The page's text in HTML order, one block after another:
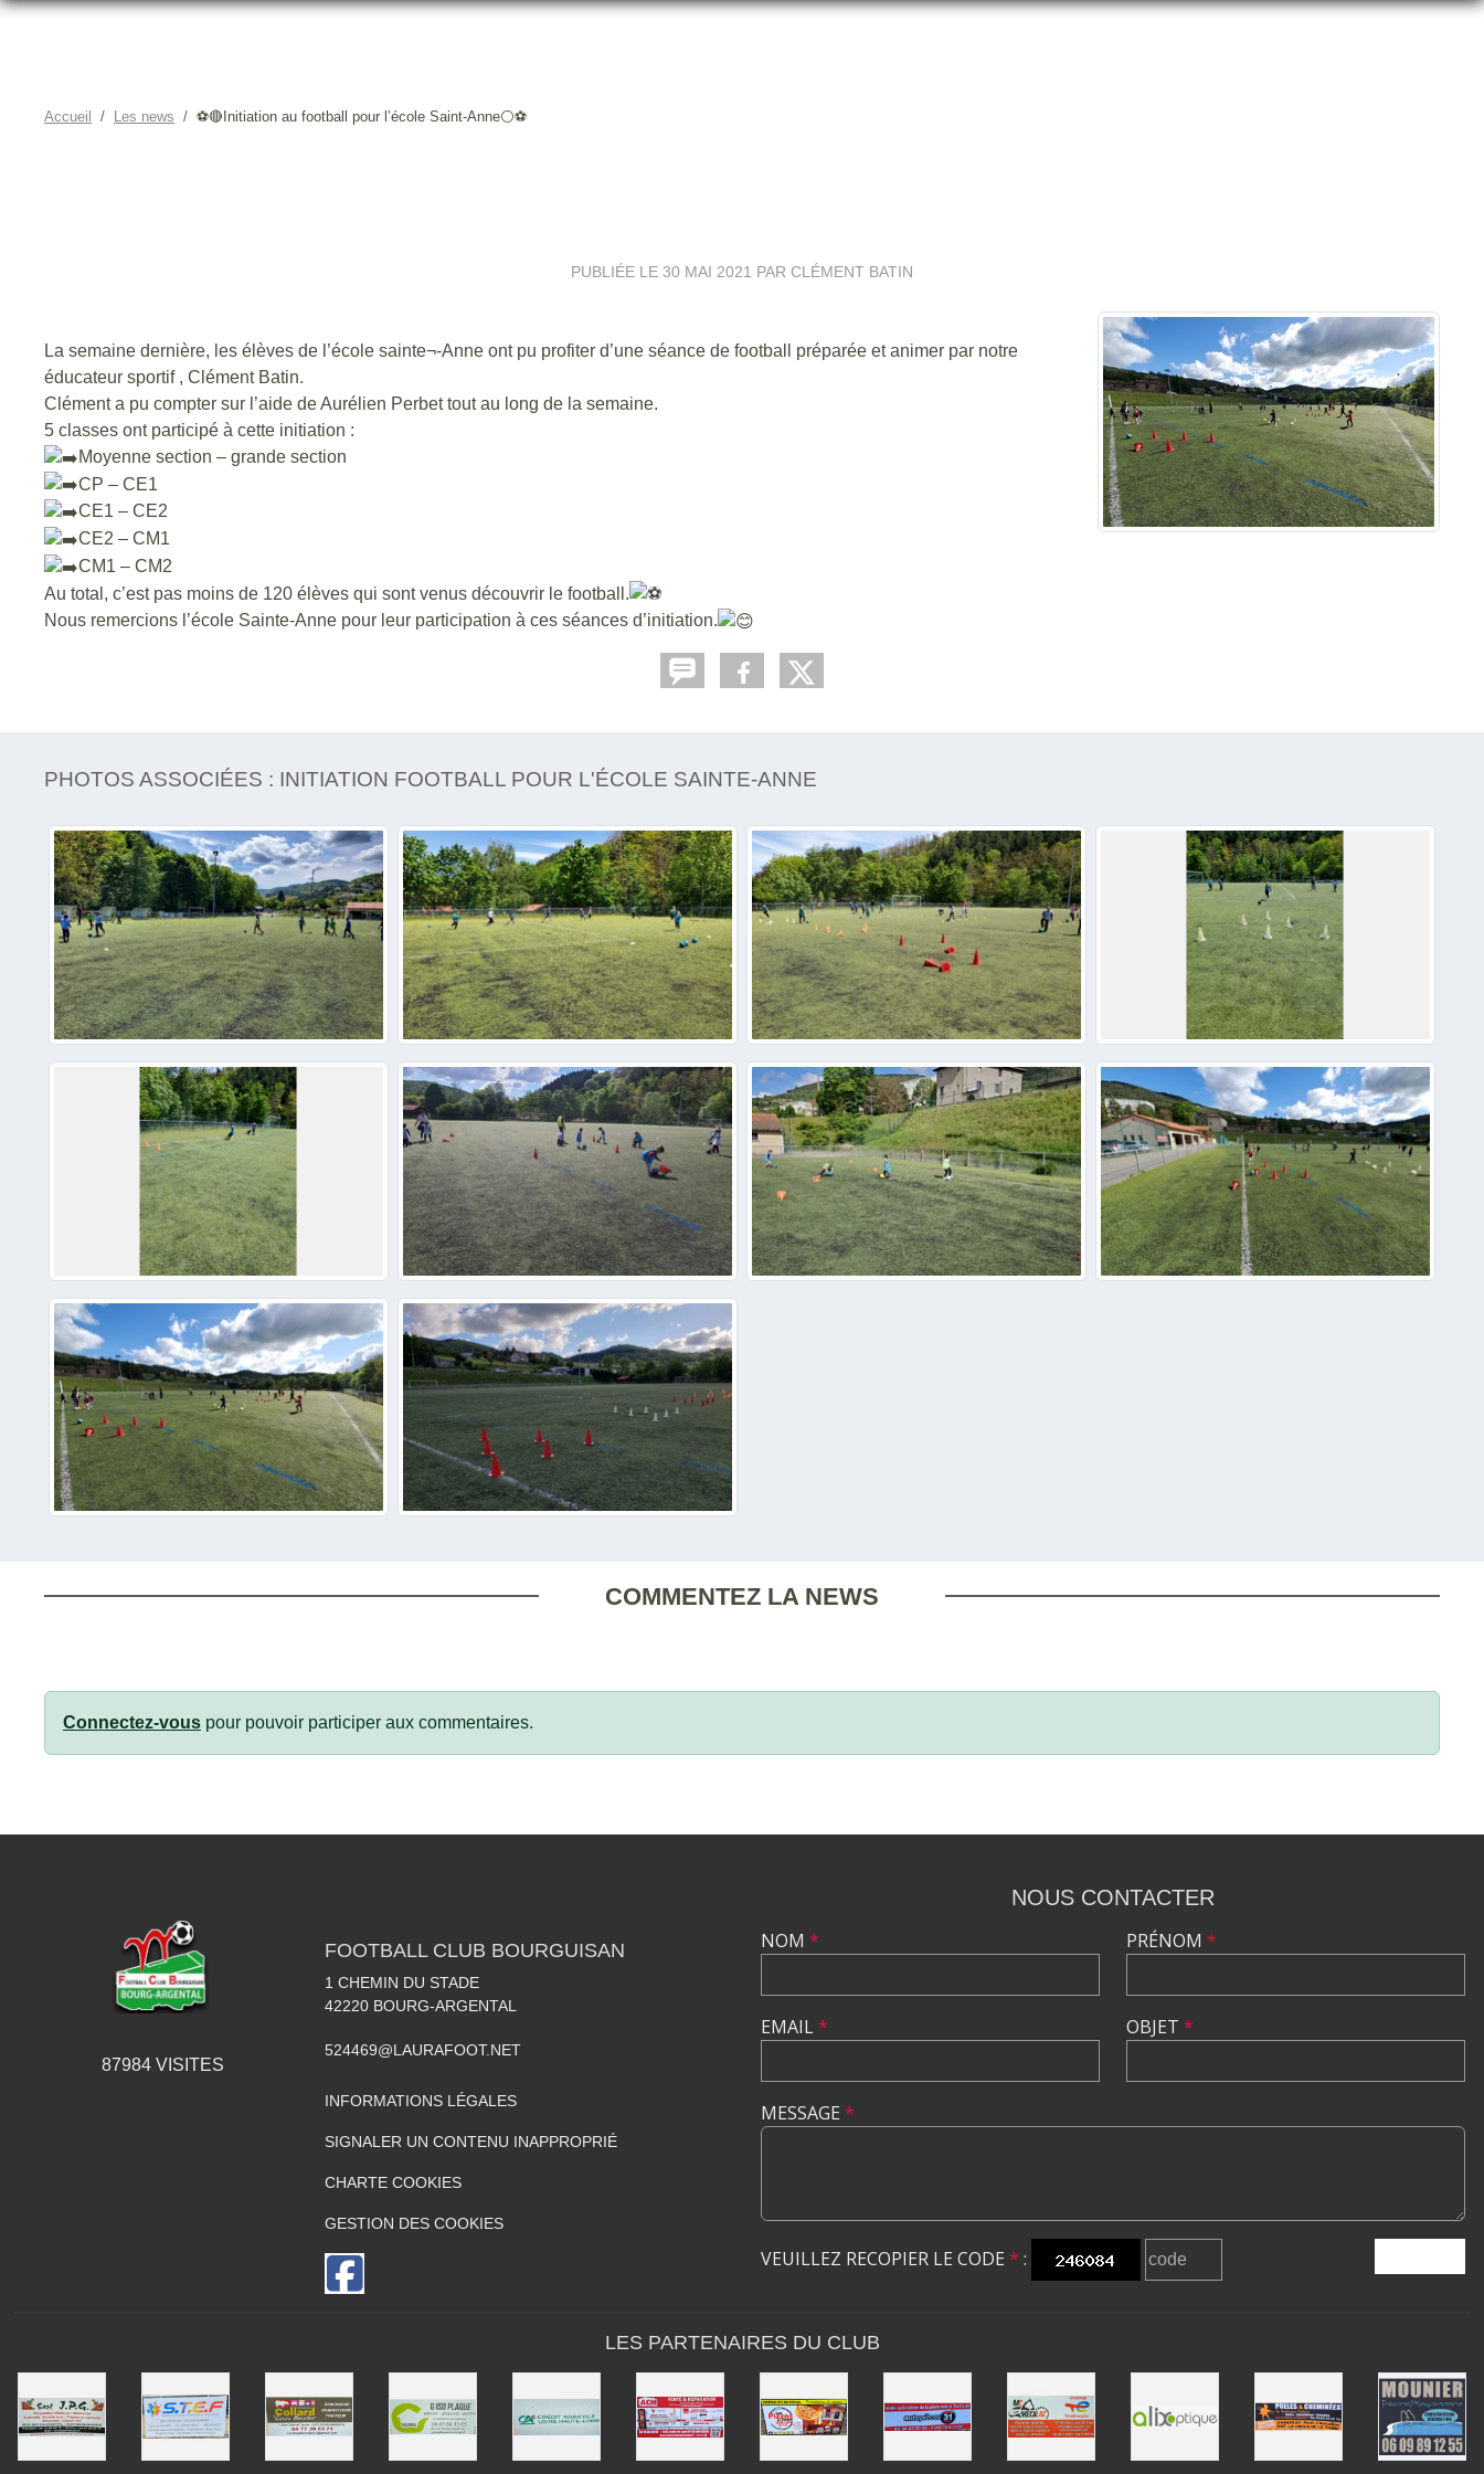
Accueil Les news ⚽️🔴Initiation au football pour l’école Saint-Anne⚪️⚽️
PUBLIÉE LE 30 MAI 2021 PAR CLÉMENT BATIN
La semaine dernière, les élèves de l’école sainte¬-Anne ont pu profiter d’une séance de football préparée et animer par notre
éducateur sportif , Clément Batin.
Clément a pu compter sur l’aide de Aurélien Perbet tout au long de la semaine.
5 classes ont participé à cette initiation :
Moyenne section – grande section
CP – CE1
CE1 – CE2
CE2 – CM1
CM1 – CM2
Au total, c’est pas moins de 120 élèves qui sont venus découvrir le football.
Nous remercions l’école Sainte-Anne pour leur participation à ces séances d’initiation.
PHOTOS ASSOCIÉES : INITIATION FOOTBALL POUR L'ÉCOLE SAINTE-ANNE
COMMENTEZ LA NEWS
Connectez-vous pour pouvoir participer aux commentaires.
87984VISITES
FOOTBALL CLUB BOURGUISAN
1 CHEMIN DU STADE
42220 BOURG-ARGENTAL
524469@LAURAFOOT.NET
INFORMATIONS LÉGALES
SIGNALER UN CONTENU INAPPROPRIÉ
CHARTE COOKIES
GESTION DES COOKIES
NOUS CONTACTER
NOM *
EMAIL*
PRÉNOM *
OBJET *
MESSAGE *
VEUILLEZ RECOPIER LE CODE * :
LES PARTENAIRES DU CLUB